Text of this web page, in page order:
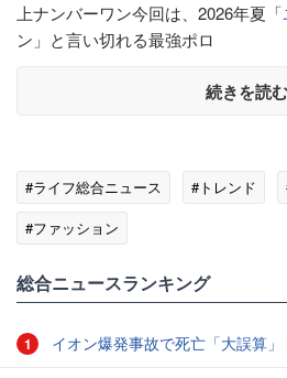
上ナンバーワン今回は、2026年夏「
ン」と言い切れる最強ポロ
続きを読む
#ライフ総合ニュース #トレンド
#ファッション
総合ニュースランキング
1 イオン爆発事故で死亡「大誤算」